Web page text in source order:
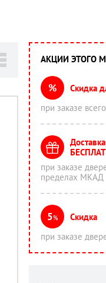
АКЦИИ ЭТОГО
%
Скидка
при заказе
при заказе
пределах МКАД
5%
Скидка
при заказе